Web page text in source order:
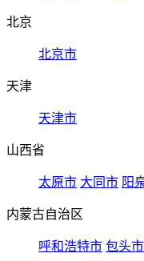
北京
北京市
天津
天津市
山西省
太原市 大同市 阳
内蒙古自治区
呼和浩特市 包头市